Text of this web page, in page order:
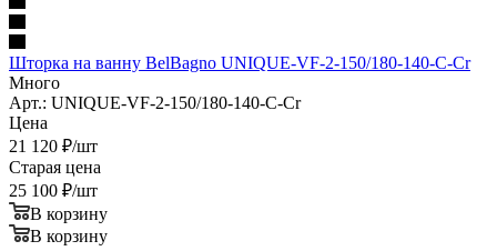
Шторка на ванну BelBagno UNIQUE-VF-2-150/180-140-C-Cr
Много
Арт.: UNIQUE-VF-2-150/180-140-C-Cr
Цена
21 120 ₽/шт
Старая цена
25 100 ₽/шт
В корзину
В корзину